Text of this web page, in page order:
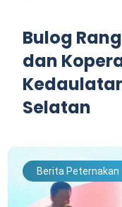
Bulog
dan
Selatan
Berita Peternakan